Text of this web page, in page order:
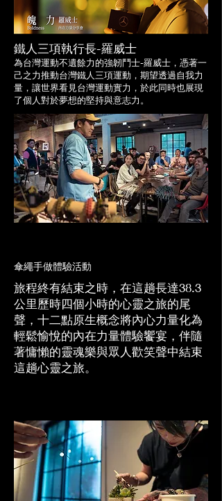
鐵人三項執行長-羅威士
​為台灣運動不遺餘力的強韌鬥士-羅威士，憑著一
己之力推動台灣鐵人三項運動，期望透過自我力
量，讓世界看見台灣運動實力，於此同時也展現
了個人對於夢想的堅持與意志力。
傘繩手做體驗活動
旅程終有結束之時，在這趟長達38.3
公里歷時四個小時的心靈之旅的尾
聲，十二點原生概念將內心力量化為
輕鬆愉悅的內在力量體驗饗宴，伴隨
著慵懶的靈魂樂與眾人歡笑聲中結束
這趟心靈之旅。